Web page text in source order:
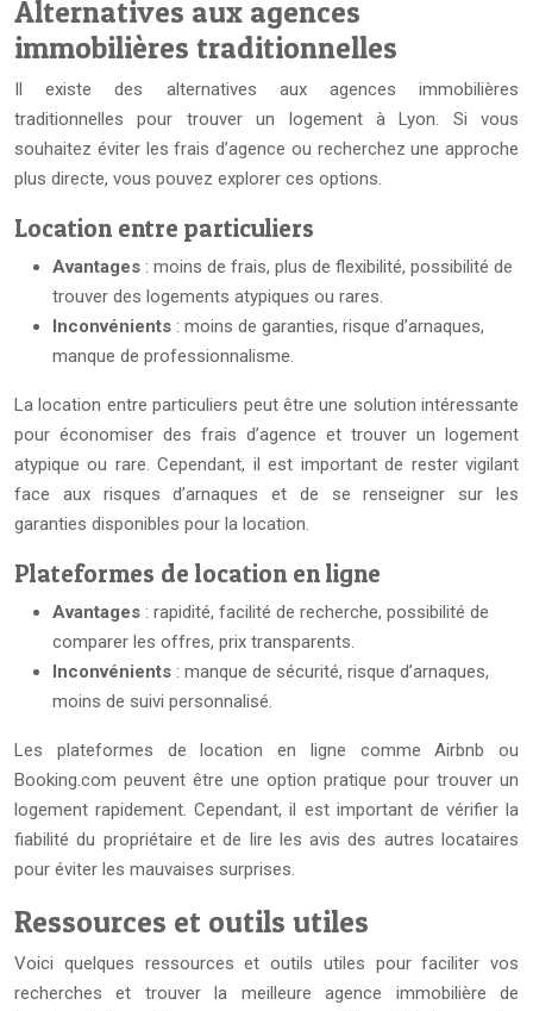
Alternatives aux agences
immobilières traditionnelles
Il existe des alternatives aux agences immobilières
traditionnelles pour trouver un logement à Lyon. Si vous
souhaitez éviter les frais d’agence ou recherchez une approche
plus directe, vous pouvez explorer ces options.
Location entre particuliers
Avantages : moins de frais, plus de flexibilité, possibilité de
trouver des logements atypiques ou rares.
Inconvénients : moins de garanties, risque d’arnaques,
manque de professionnalisme.
La location entre particuliers peut être une solution intéressante
pour économiser des frais d’agence et trouver un logement
atypique ou rare. Cependant, il est important de rester vigilant
face aux risques d’arnaques et de se renseigner sur les
garanties disponibles pour la location.
Plateformes de location en ligne
Avantages : rapidité, facilité de recherche, possibilité de
comparer les offres, prix transparents.
Inconvénients : manque de sécurité, risque d’arnaques,
moins de suivi personnalisé.
Les plateformes de location en ligne comme Airbnb ou
Booking.com peuvent être une option pratique pour trouver un
logement rapidement. Cependant, il est important de vérifier la
fiabilité du propriétaire et de lire les avis des autres locataires
pour éviter les mauvaises surprises.
Ressources et outils utiles
Voici quelques ressources et outils utiles pour faciliter vos
recherches et trouver la meilleure agence immobilière de